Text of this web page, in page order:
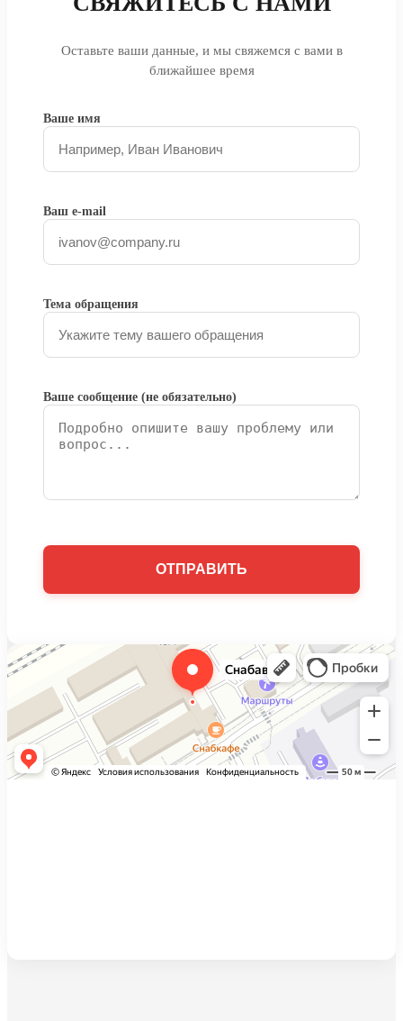
Оставьте ваши данные, и мы свяжемся с вами в
ближайшее время
Ваше имя
Ваш e-mail
Тема обращения
Ваше сообщение (не обязательно)